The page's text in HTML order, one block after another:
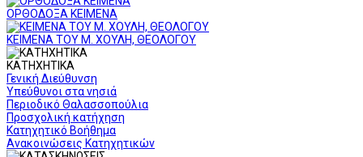
ΟΡΘΟΔΟΞΑ ΚΕΙΜΕΝΑ
ΚΕΙΜΕΝΑ ΤΟΥ Μ. ΧΟΥΛΗ, ΘΕΟΛΟΓΟΥ
ΚΑΤΗΧΗΤΙΚΑ
Γενική Διεύθυνση
Υπεύθυνοι στα νησιά
Περιοδικό Θαλασσοπούλια
Προσχολική κατήχηση
Κατηχητικό Βοήθημα
Ανακοινώσεις Κατηχητικών